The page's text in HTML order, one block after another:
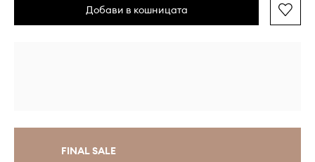
Добави в кошницата
FINAL SALE